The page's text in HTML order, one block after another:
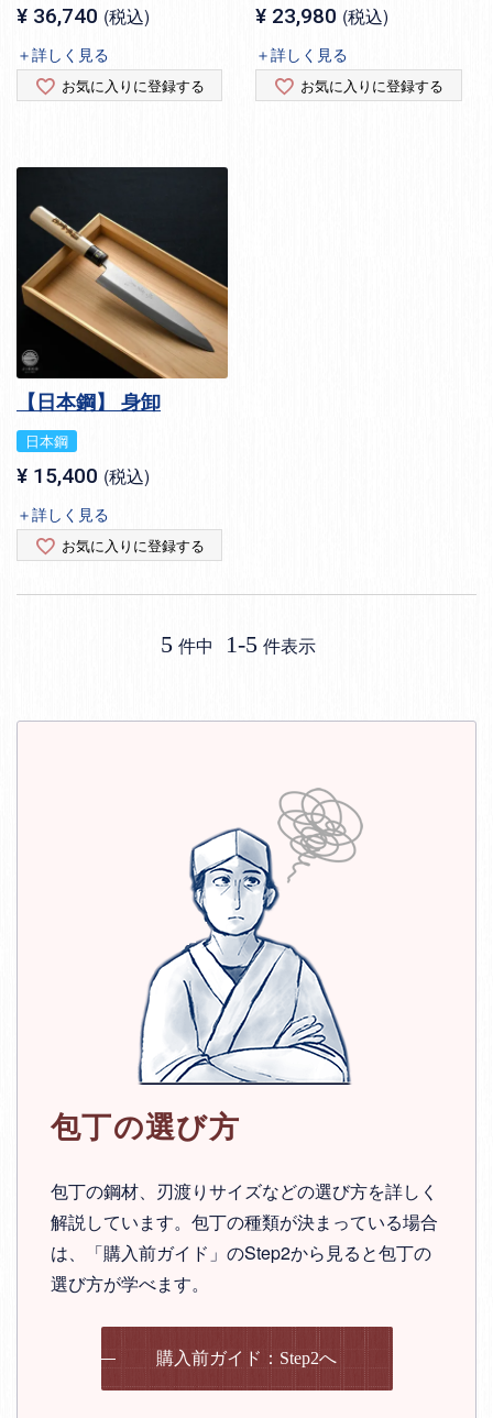
¥ 36,740 税込
＋詳しく見る
お気に入りに登録する
¥ 23,980 税込
＋詳しく見る
お気に入りに登録する
【日本鋼】 身卸
日本鋼
¥ 15,400 税込
＋詳しく見る
お気に入りに登録する
5 件中 1-5 件表示
包丁の選び方
包丁の鋼材、刃渡りサイズなどの選び方を詳しく
解説しています。包丁の種類が決まっている場合
は、「購入前ガイド」のStep2から見ると包丁の
選び方が学べます。
購入前ガイド：Step2へ